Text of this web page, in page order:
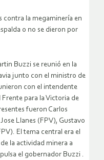
contra la megaminería en
o no se dieron por
Buzzi se reunió en la
junto con el ministro de
con el intendente
para la Victoria de
fueron Carlos
Llanes (FPV), Gustavo
El tema central era el
la actividad minera a
el gobernador Buzzi .